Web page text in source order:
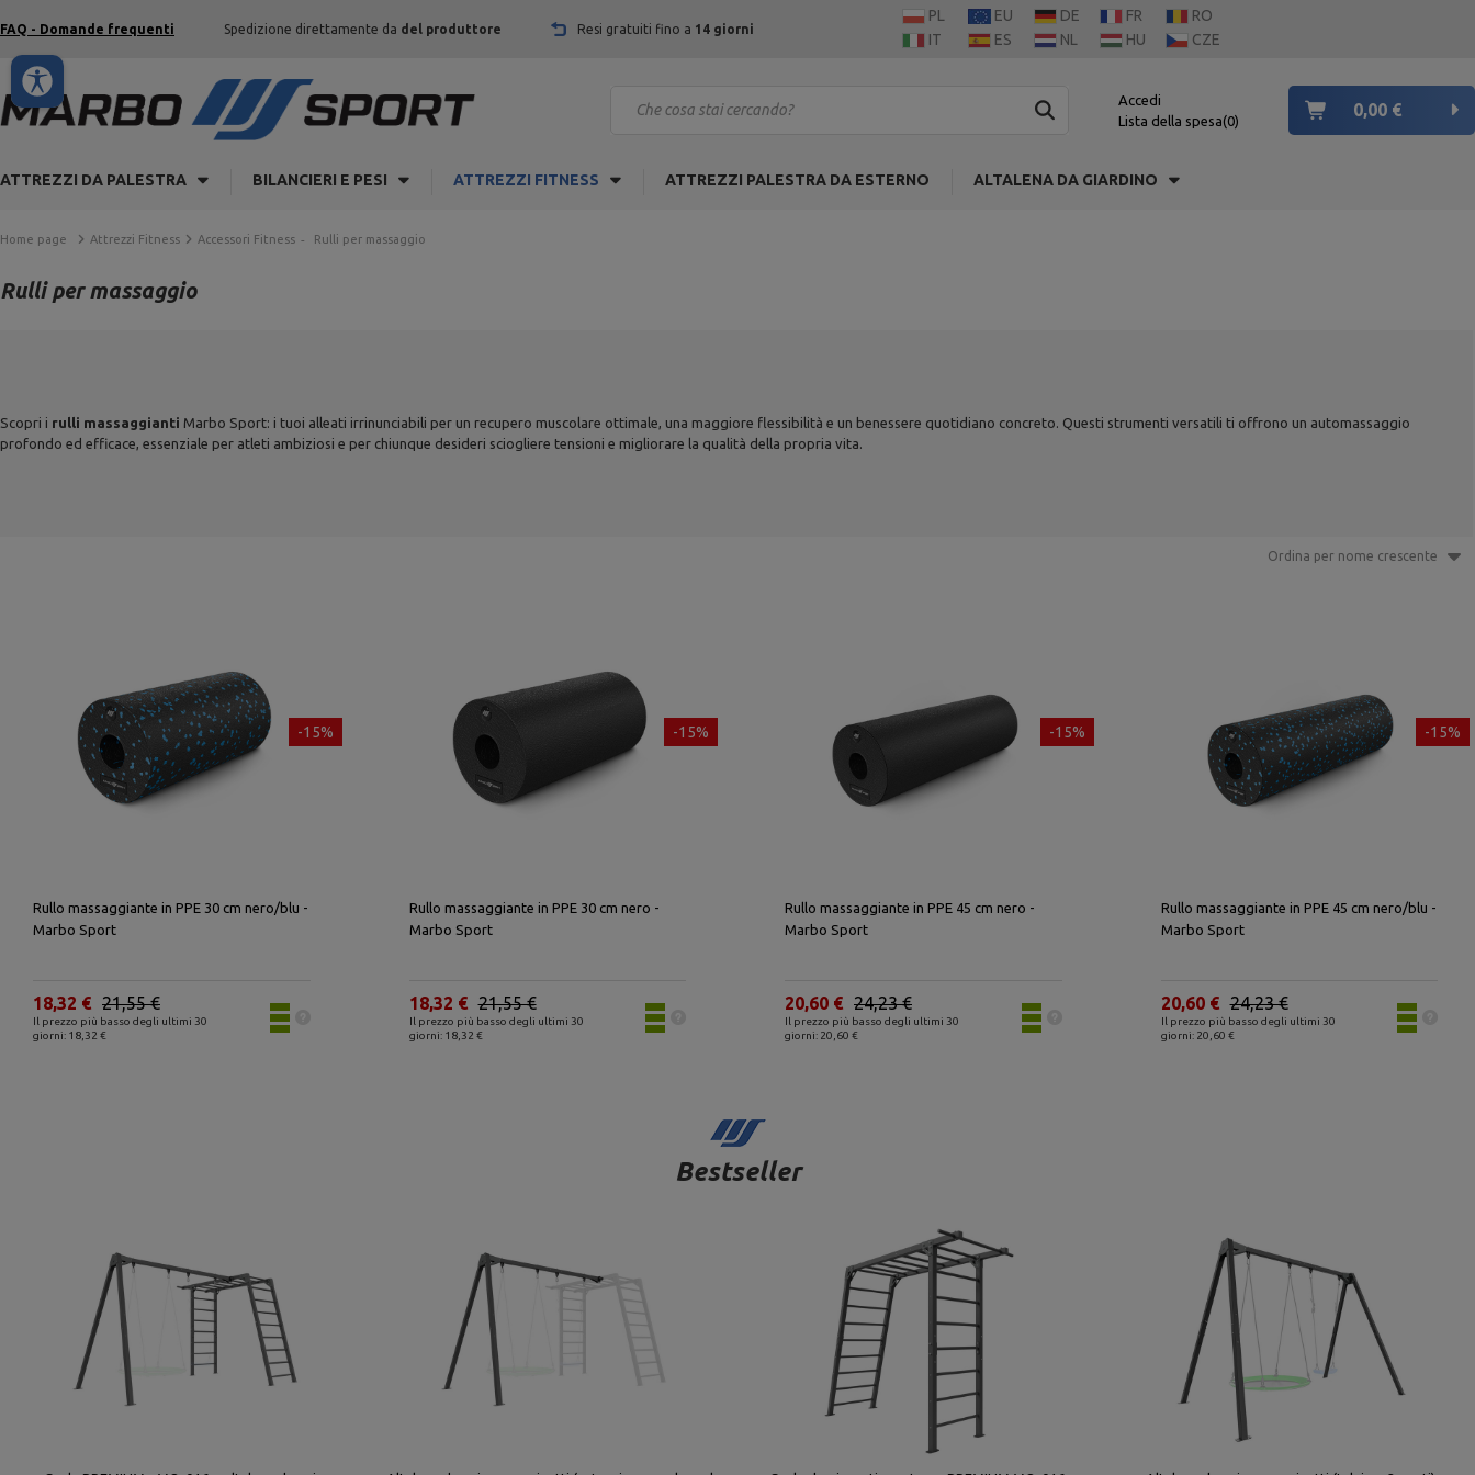
FAQ - Domande frequenti Spedizione direttamente da del produttore Resi gratuiti fino a 14 giorni
PL EU DE FR
RO
IT
ES NL HU CZE
Accedi
Lista della spesa 0
0,00 €
ATTREZZI DA PALESTRA BILANCIERI E PESI ATTREZZI FITNESS ATTREZZI PALESTRA DA ESTERNO ALTALENA DA GIARDINO
Home page Attrezzi Fitness Accessori Fitness Rulli per massaggio
Rulli per massaggio
Scopri i rulli massaggianti Marbo Sport: i tuoi alleati irrinunciabili per un recupero muscolare ottimale, una maggiore flessibilità e un benessere quotidiano concreto. Questi strumenti versatili ti offrono un automassaggio
profondo ed efficace, essenziale per atleti ambiziosi e per chiunque desideri sciogliere tensioni e migliorare la qualità della propria vita.
Ordina per nome crescente
-15%
Rullo massaggiante in PPE 30 cm nero/blu -
Marbo Sport
Il prezzo più basso degli ultimi 30
giorni: 18,32 €
21,55 €
18,32 €
-15%
Rullo massaggiante in PPE 30 cm nero -
Marbo Sport
Il prezzo più basso degli ultimi 30
giorni: 18,32 €
21,55 €
18,32 €
-15%
Rullo massaggiante in PPE 45 cm nero -
Marbo Sport
Il prezzo più basso degli ultimi 30
giorni: 20,60 €
24,23 €
20,60 €
-15%
Rullo massaggiante in PPE 45 cm nero/blu -
Marbo Sport
Il prezzo più basso degli ultimi 30
giorni: 20,60 €
24,23 €
20,60 €
Bestseller